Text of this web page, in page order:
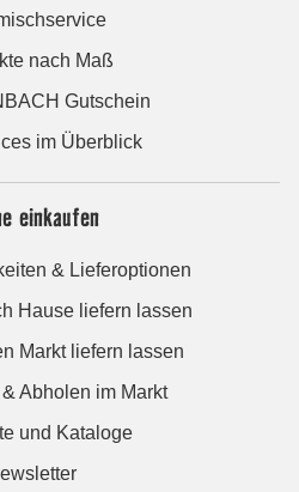
nach Maß
Gutschein
im Überblick
einkaufen
& Lieferoptionen
Hause liefern lassen
Markt liefern lassen
Abholen im Markt
und Kataloge